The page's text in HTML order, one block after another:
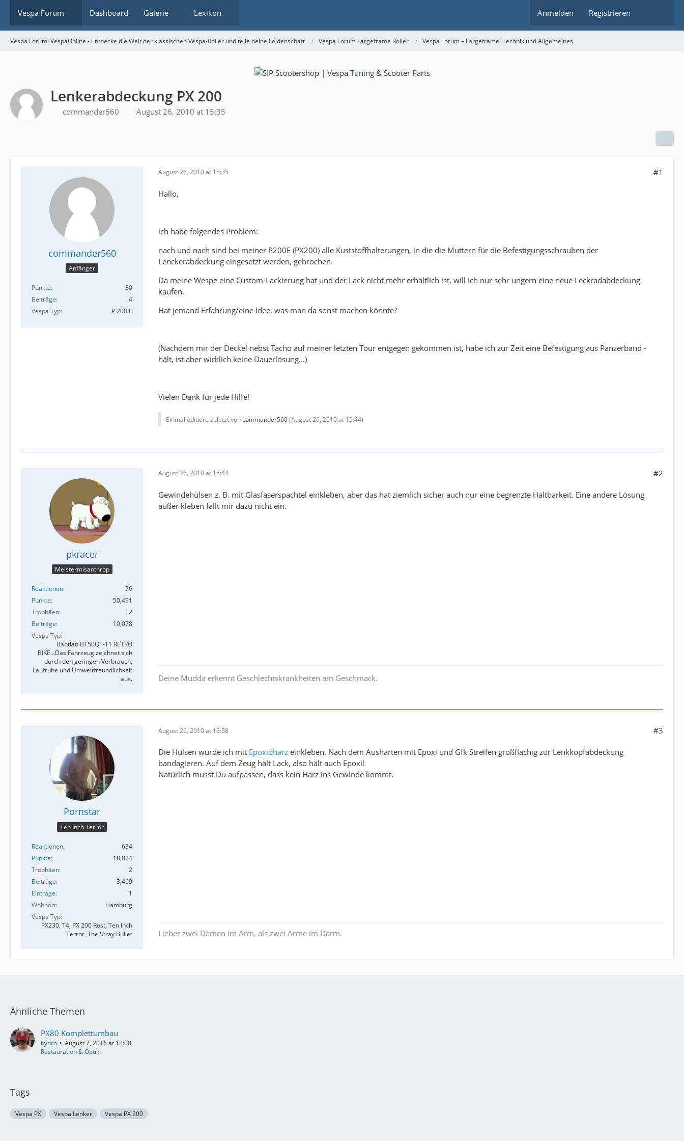
Vespa Forum Dashboard Galerie Lexikon Anmelden Registrieren
Vespa Forum: VespaOnline - Entdecke die Welt der klassischen Vespa-Roller und teile deine Leidenschaft Vespa Forum Largeframe Roller Vespa Forum – Largeframe: Technik und Allgemeines
Lenkerabdeckung PX 200
commander560 August 26, 2010 at 15:35
commander560
Anfänger
Punkte
30
Beiträge
4
Vespa Typ
P 200 E
August 26, 2010 at 15:35 #1
Hallo,
ich habe folgendes Problem:
nach und nach sind bei meiner P200E (PX200) alle Kuststoffhalterungen, in die die Muttern für die Befestigungsschrauben der
Lenckerabdeckung eingesetzt werden, gebrochen.
Da meine Wespe eine Custom-Lackierung hat und der Lack nicht mehr erhältlich ist, will ich nur sehr ungern eine neue Leckradabdeckung
kaufen.
Hat jemand Erfahrung/eine Idee, was man da sonst machen könnte?
(Nachdem mir der Deckel nebst Tacho auf meiner letzten Tour entgegen gekommen ist, habe ich zur Zeit eine Befestigung aus Panzerband -
hält, ist aber wirklich keine Dauerlösung...)
Vielen Dank für jede Hilfe!
Einmal editiert, zuletzt voncommander560(August 26, 2010 at 15:44)
pkracer
Meistermisanthrop
Reaktionen
76
Punkte
50,491
Trophäen
2
Beiträge
10,078
Vespa Typ
Baotian BT50QT-11 RETRO
BIKE...Das Fahrzeug zeichnet sich
durch den geringen Verbrauch,
Laufruhe und Umweltfreundlichkeit
aus.
August 26, 2010 at 15:44 #2
Gewindehülsen z. B. mit Glasfaserspachtel einkleben, aber das hat ziemlich sicher auch nur eine begrenzte Haltbarkeit. Eine andere Lösung
außer kleben fällt mir dazu nicht ein.
Deine Mudda erkennt Geschlechtskrankheiten am Geschmack.
Pornstar
Ten Inch Terror
Reaktionen
634
Punkte
18,024
Trophäen
2
Beiträge
3,469
Einträge
1
Wohnort
Hamburg
Vespa Typ
PX230, T4, PX 200 Rost, Ten Inch
Terror, The Stray Bullet
August 26, 2010 at 15:58 #3
Die Hülsen würde ich mit Epoxidharz einkleben. Nach dem Aushärten mit Epoxi und Gfk Streifen großflächig zur Lenkkopfabdeckung
bandagieren. Auf dem Zeug hält Lack, also hält auch Epoxi!
Natürlich musst Du aufpassen, dass kein Harz ins Gewinde kommt.
Lieber zwei Damen im Arm, als zwei Arme im Darm.
Ähnliche Themen
PX80 Komplettumbau
hydro
August 7, 2016 at 12:00
Restauration & Optik
Tags
Vespa PX Vespa Lenker Vespa PX 200